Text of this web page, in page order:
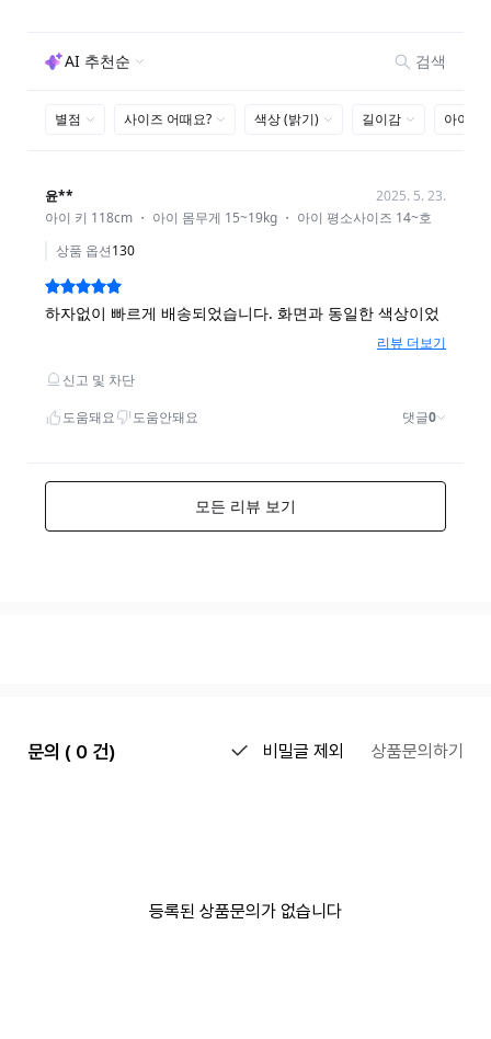
문의 ( 0 건) 비밀글 제외 상품문의하기
등록된 상품문의가 없습니다